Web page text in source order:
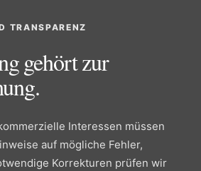
TRANSPARENZ
gehört zur
Interessen müssen
auf mögliche Fehler,
Korrekturen prüfen wir